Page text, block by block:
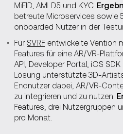
MiFID, AMLD5 und KYC.
betreute Microservices sowie
onboarded Nutzer in der
Für SVRF entwickelte Vention
Features für eine AR/VR-
API, Developer Portal, iOS
Lösung unterstützte 3D-
Endnutzer dabei, AR/VR-
zu integrieren und zu nutzen.
Features, drei Nutzergruppen
pro Monat.